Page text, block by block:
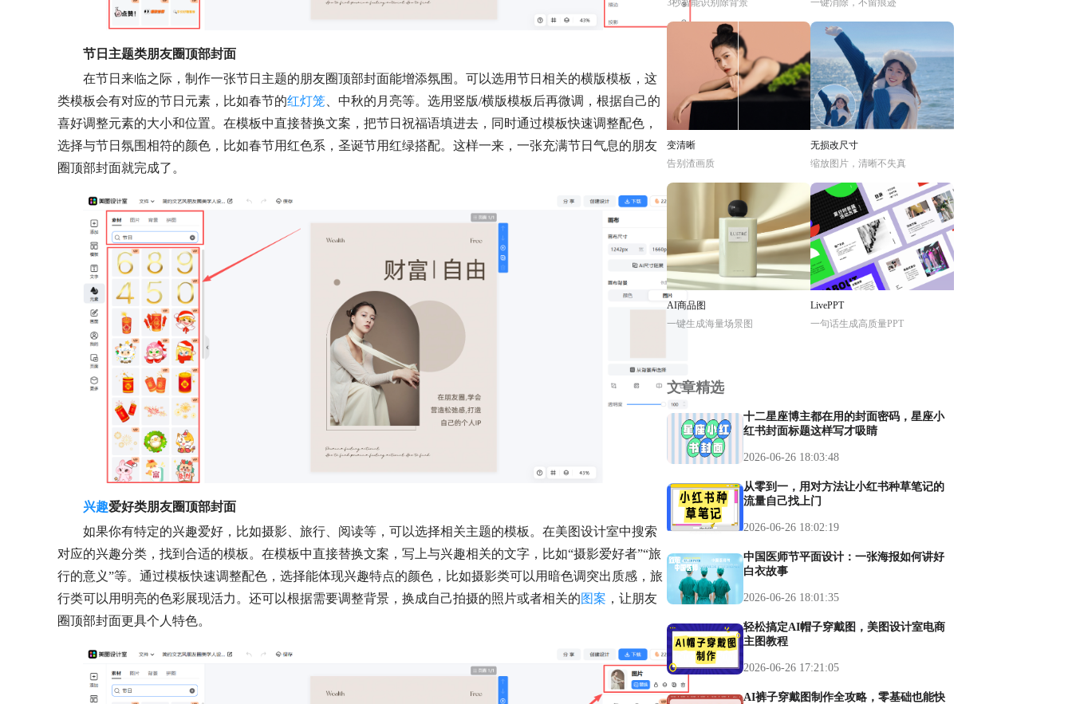
节日主题类朋友圈顶部封面
在节日来临之际，制作一张节日主题的朋友圈顶部封面能增添氛围。可以选用节日相关的横版模板，这
类模板会有对应的节日元素，比如春节的红灯笼 、中秋的月亮等。选用竖版/横版模板后再微调，根据自己的
喜好调整元素的大小和位置。在模板中直接替换文案，把节日祝福语填进去，同时通过模板快速调整配色，
选择与节日氛围相符的颜色，比如春节用红色系，圣诞节用红绿搭配。这样一来，一张充满节日气息的朋友
圈顶部封面就完成了。
兴趣爱好类朋友圈顶部封面
如果你有特定的兴趣爱好，比如摄影、旅行、阅读等，可以选择相关主题的模板。在美图设计室中搜索
对应的兴趣分类，找到合适的模板。在模板中直接替换文案，写上与兴趣相关的文字，比如“摄影爱好者”“旅
行的意义”等。通过模板快速调整配色，选择能体现兴趣特点的颜色，比如摄影类可以用暗色调突出质感，旅
行类可以用明亮的色彩展现活力。还可以根据需要调整背景，换成自己拍摄的照片或者相关的图案 ，让朋友
圈顶部封面更具个人特色。
3秒智能识别除背景
一键消除，不留痕迹
变清晰
告别渣画质
无损改尺寸
缩放图片，清晰不失真
AI商品图
一键生成海量场景图
LivePPT
一句话生成高质量PPT
文章精选
十二星座博主都在用的封面密码，星座小
红书封面标题这样写才吸睛
2026-06-26 18:03:48
从零到一，用对方法让小红书种草笔记的
流量自己找上门
2026-06-26 18:02:19
中国医师节平面设计：一张海报如何讲好
白衣故事
2026-06-26 18:01:35
轻松搞定AI帽子穿戴图，美图设计室电商
主图教程
2026-06-26 17:21:05
AI裤子穿戴图制作全攻略，零基础也能快